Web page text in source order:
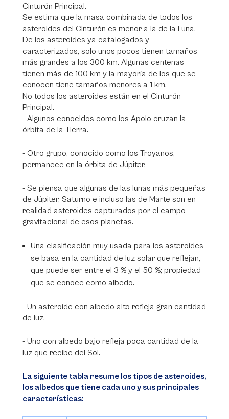
Cinturón Principal.
Se estima que la masa combinada de todos los
asteroides del Cinturón es menor a la de la Luna.
De los asteroides ya catalogados y
caracterizados, solo unos pocos tienen tamaños
más grandes a los 300 km. Algunas centenas
tienen más de 100 km y la mayoría de los que se
conocen tiene tamaños menores a 1 km.
No todos los asteroides están en el Cinturón
Principal.
- Algunos conocidos como los Apolo cruzan la
órbita de la Tierra.
- Otro grupo, conocido como los Troyanos,
permanece en la órbita de Júpiter.
- Se piensa que algunas de las lunas más pequeñas
de Júpiter, Saturno e incluso las de Marte son en
realidad asteroides capturados por el campo
gravitacional de esos planetas.
Una clasificación muy usada para los asteroides
se basa en la cantidad de luz solar que reflejan,
que puede ser entre el 3 % y el 50 %; propiedad
que se conoce como albedo.
- Un asteroide con albedo alto refleja gran cantidad
de luz.
- Uno con albedo bajo refleja poca cantidad de la
luz que recibe del Sol.
La siguiente tabla resume los tipos de asteroides,
los albedos que tiene cada uno y sus principales
características: